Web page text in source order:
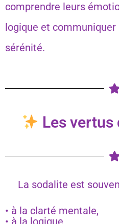
comprendre leurs
logique et communiquer
sérénité.
Les vertus
La sodalite est
• à la clarté mentale,
• à la logique,